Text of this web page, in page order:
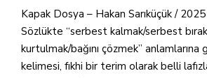
Kapak Dosya – Hakan Sarıküçük /
Sözlükte “serbest kalmak/serbest
kurtulmak/bağını çözmek”
kelimesi, fıkhi bir terim olarak belli